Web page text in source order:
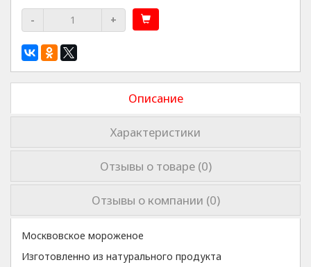
- +
Описание
Характеристики
Отзывы о товаре (0)
Отзывы о компании (0)
Москвовское мороженое
Изготовленно из натурального продукта